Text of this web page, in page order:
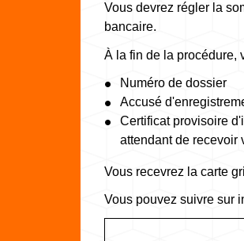
Vous devrez régler la
bancaire.
À la fin de la procédure,
Numéro de dossier
Accusé
Certificat provisoire
attendant de recevoir
Vous recevrez la carte
Vous pouvez suivre sur